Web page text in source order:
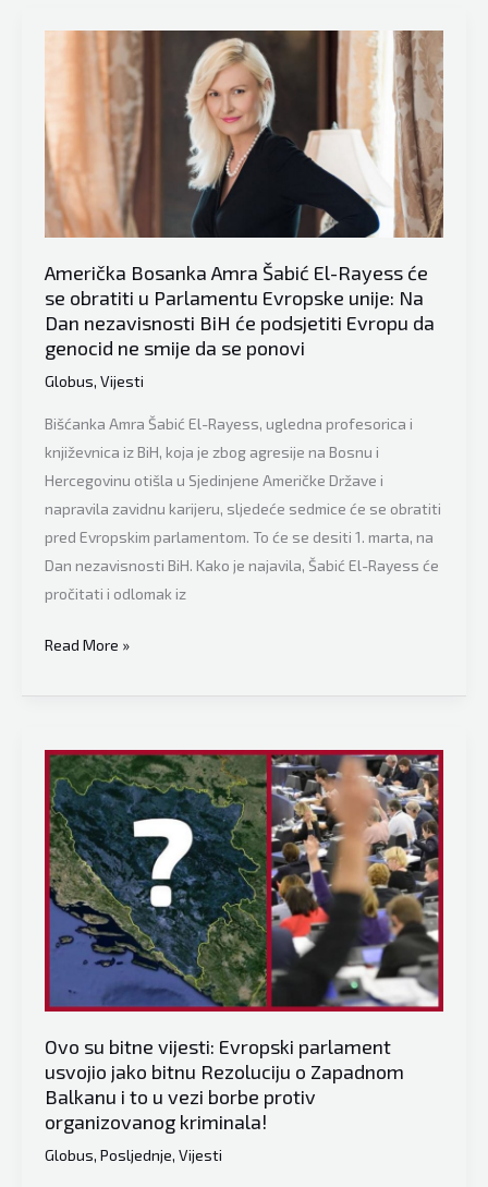
Milorad
Dodik
opsovao
pred
EU
parlamentom
nakon
govora
Šefika
Džaferovića
Američka Bosanka Amra Šabić El-Rayess će
se obratiti u Parlamentu Evropske unije: Na
Dan nezavisnosti BiH će podsjetiti Evropu da
genocid ne smije da se ponovi
Globus, Vijesti
Bišćanka Amra Šabić El-Rayess, ugledna profesorica i
književnica iz BiH, koja je zbog agresije na Bosnu i
Hercegovinu otišla u Sjedinjene Američke Države i
napravila zavidnu karijeru, sljedeće sedmice će se obratiti
pred Evropskim parlamentom. To će se desiti 1. marta, na
Dan nezavisnosti BiH. Kako je najavila, Šabić El-Rayess će
pročitati i odlomak iz
Američka
Amra
El-
Rayess
će
se
obratiti
u
Parlamentu
Evropske
Na
Dan
nezavisnosti
BiH
će
podsjetiti
Read More »
Ovo su bitne vijesti: Evropski parlament
usvojio jako bitnu Rezoluciju o Zapadnom
Balkanu i to u vezi borbe protiv
organizovanog kriminala!
Globus, Posljednje, Vijesti